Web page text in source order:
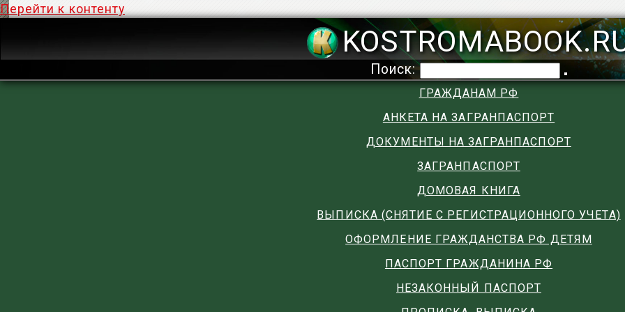
Перейти к контенту
Поиск:
ГРАЖДАНАМ РФ
АНКЕТА НА ЗАГРАНПАСПОРТ
ДОКУМЕНТЫ НА ЗАГРАНПАСПОРТ
ЗАГРАНПАСПОРТ
ДОМОВАЯ КНИГА
ВЫПИСКА (СНЯТИЕ С РЕГИСТРАЦИОННОГО УЧЕТА)
ОФОРМЛЕНИЕ ГРАЖДАНСТВА РФ ДЕТЯМ
ПАСПОРТ ГРАЖДАНИНА РФ
НЕЗАКОННЫЙ ПАСПОРТ